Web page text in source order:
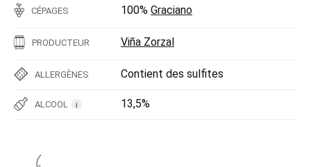
CÉPAGES 100% Graciano
PRODUCTEUR Viña Zorzal
ALLERGÈNES Contient des sulfites
ALCOOL i 13,5%